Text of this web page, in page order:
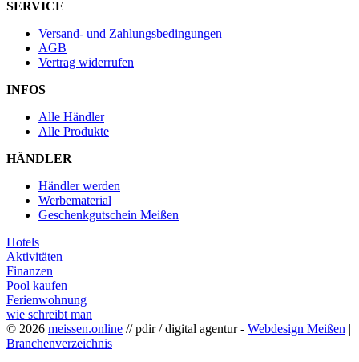
SERVICE
Versand- und Zahlungsbedingungen
AGB
Vertrag widerrufen
INFOS
Alle Händler
Alle Produkte
HÄNDLER
Händler werden
Werbematerial
Geschenkgutschein Meißen
Hotels
Aktivitäten
Finanzen
Pool kaufen
Ferienwohnung
wie schreibt man
© 2026 meissen.online // pdir / digital agentur - Webdesign Meißen |
Branchenverzeichnis